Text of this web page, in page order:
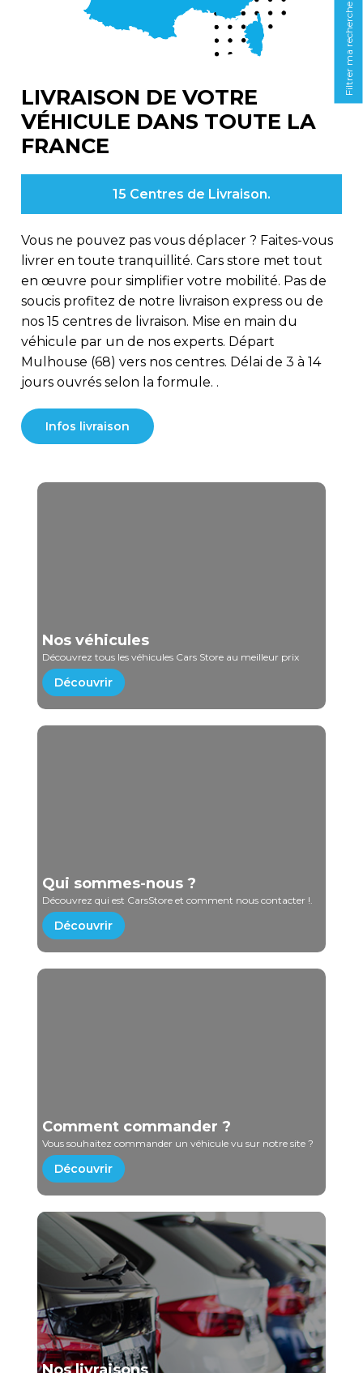
LIVRAISON DE VOTRE
VÉHICULE DANS TOUTE LA
FRANCE
15 Centres de Livraison.
Vous ne pouvez pas vous déplacer ? Faites-vous
livrer en toute tranquillité. Cars store met tout
en œuvre pour simplifier votre mobilité. Pas de
soucis profitez de notre livraison express ou de
nos 15 centres de livraison. Mise en main du
véhicule par un de nos experts. Départ
Mulhouse (68) vers nos centres. Délai de 3 à 14
jours ouvrés selon la formule. .
Infos livraison
Nos véhicules
Découvrez tous les véhicules Cars Store au meilleur prix
Découvrir
Qui sommes-nous ?
Découvrez qui est CarsStore et comment nous contacter !.
Découvrir
Comment commander ?
Vous souhaitez commander un véhicule vu sur notre site ?
Découvrir
Filtrer ma recherche